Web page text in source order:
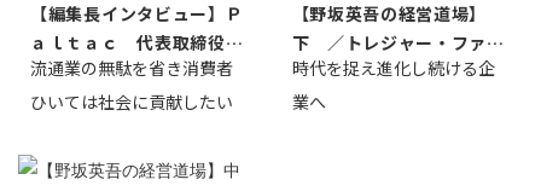
【編集長インタビュー】Ｐ
ａｌｔａｃ 代表取締役会
長三木田國夫
流通業の無駄を省き消費者
ひいては社会に貢献したい
【野坂英吾の経営道場】
下 ／トレジャー・ファク
トリー社長野坂...
時代を捉え進化し続ける企
業へ